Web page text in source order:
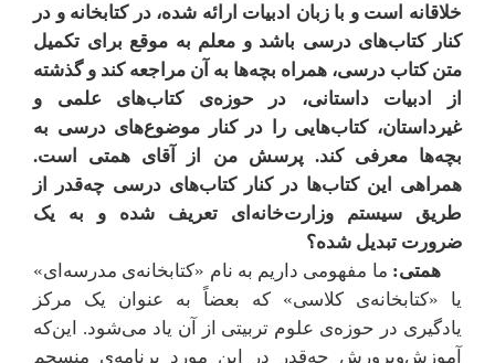
خلاقانه است و با زبان ادبیات ارائه شده، در کتابخانه و در
کنار کتاب‌های درسی باشد و معلم به موقع برای تکمیل
متن کتاب درسی، همراه بچه‌ها به آن مراجعه کند و گذشته
از ادبیات داستانی، در حوزه‌ی کتاب‌های علمی و
غیرداستان، کتاب‌هایی را در کنار موضوع‌های درسی به
بچه‌ها معرفی کند. پرسش من از آقای همتی است.
همراهی این کتاب‌ها در کنار کتاب‌های درسی چه‌قدر از
طریق سیستم وزارت‌خانه‌ای تعریف شده و به یک
ضرورت تبدیل شده؟
همتی: ما مفهومی داریم به نام «کتابخانه‌ی مدرسه‌ای»
یا «کتابخانه‌ی کلاسی» که بعضاً به عنوان یک مرکز
یادگیری در حوزه‌ی علوم تربیتی از آن یاد می‌شود. این‌که
آموزش‌وپرورش چه‌قدر در این مورد برنامه‌ی منسجم